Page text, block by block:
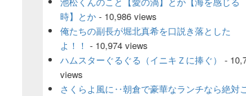
時】とか - 10,986 views
俺たちの副長が堀北真希を口説き落とした
よ！！ - 10,974 views
ハムスターぐるぐる（イニキＺに捧ぐ）
-
views
さくらよ風に‥朝倉で豪華なランチなら絶対こ